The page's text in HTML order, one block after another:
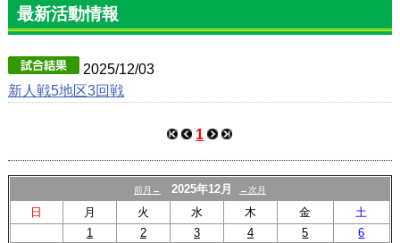
最新活動情報
2025/12/03
新人戦5地区3回戦
1
前月← 2025年12月 →次月
日 月 火 水 木 金
土
1
2 3 4 5
6